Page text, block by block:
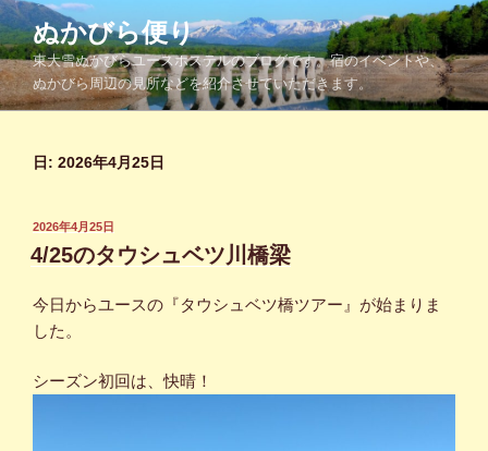
コ
ン
テ
ン
ツ
ぬかびら便り
東大雪ぬかびらユースホステルのブログです。宿のイベントや、
ぬかびら周辺の見所などを紹介させていただきます。
日: 2026年4月25日
投
稿
日:
2026年4月25日
4/25のタウシュベツ川橋梁
今日からユースの『タウシュベツ橋ツアー』が始まりま
した。
シーズン初回は、快晴！